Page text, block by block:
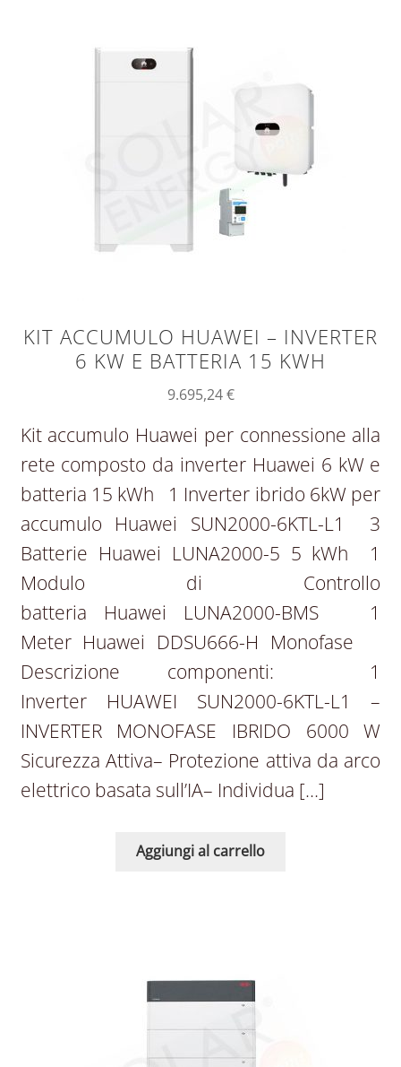
KIT ACCUMULO HUAWEI – INVERTER
6 KW E BATTERIA 15 KWH
9.695,24€
Kit accumulo Huawei per connessione alla
rete composto da inverter Huawei 6 kW e
batteria 15 kWh 1 Inverter ibrido 6kW per
accumulo Huawei SUN2000-6KTL-L1 3
Batterie Huawei LUNA2000-5 5 kWh 1
Modulo di Controllo
batteria Huawei LUNA2000-BMS 1
Meter Huawei DDSU666-H Monofase
Descrizione componenti: 1
Inverter HUAWEI SUN2000-6KTL-L1 –
INVERTER MONOFASE IBRIDO 6000 W
Sicurezza Attiva– Protezione attiva da arco
elettrico basata sull’IA– Individua […]
Aggiungi al carrello